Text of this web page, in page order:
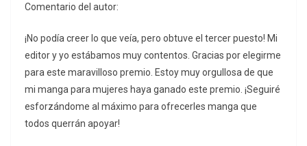
Comentario del autor:
¡No podía creer lo que veía, pero obtuve el tercer puesto! Mi
editor y yo estábamos muy contentos. Gracias por elegirme
para este maravilloso premio. Estoy muy orgullosa de que
mi manga para mujeres haya ganado este premio. ¡Seguiré
esforzándome al máximo para ofrecerles manga que
todos querrán apoyar!